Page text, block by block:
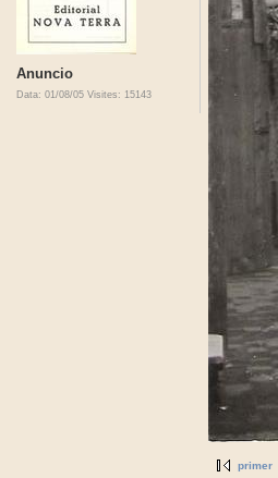
Anuncio
Data: 01/08/05 Visites: 15143
primer